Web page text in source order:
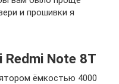
и прошивки я
Note 8T
ёмкостью 4000